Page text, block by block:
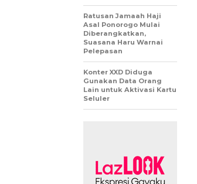
Ratusan Jamaah Haji
Asal Ponorogo Mulai
Diberangkatkan,
Suasana Haru Warnai
Pelepasan
Konter XXD Diduga
Gunakan Data Orang
Lain untuk Aktivasi Kartu
Seluler